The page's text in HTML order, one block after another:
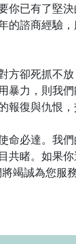
已有了堅
的諮商經驗
卻死抓不
暴力，則我
復與仇恨，
必達。我
共睹。如果
竭誠為您服務